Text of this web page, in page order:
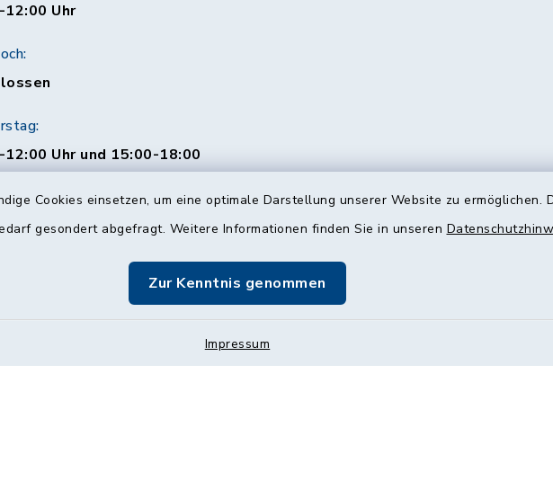
Cookies einsetzen, um eine optimale Darstellung unserer Website zu ermöglichen.
gesondert abgefragt. Weitere Informationen finden Sie in unseren
Zur Kenntnis genommen
Impressum
Uhr
Uhr und 15:00-18:00